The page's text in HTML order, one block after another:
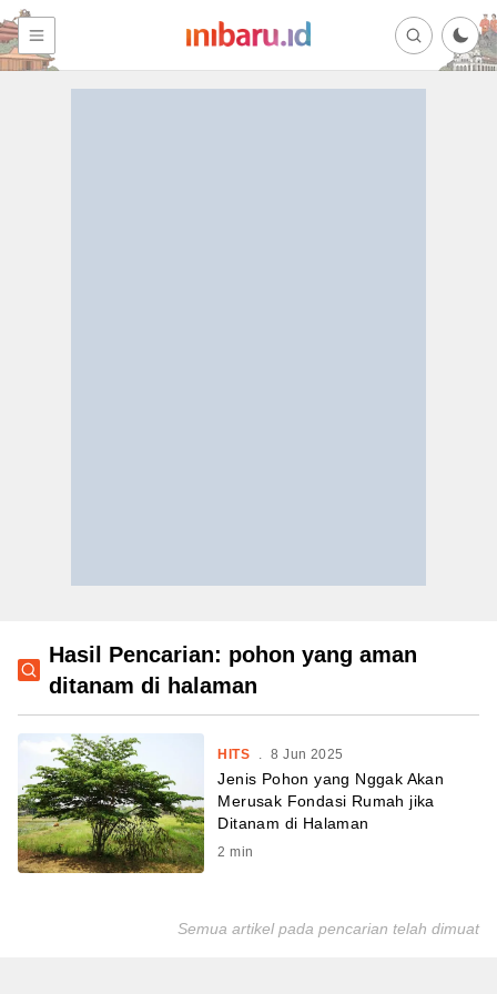
Hasil Pencarian: pohon yang aman
ditanam di halaman
HITS . 8 Jun 2025
Jenis Pohon yang Nggak Akan
Merusak Fondasi Rumah jika
Ditanam di Halaman
2 min
Semua artikel pada pencarian telah dimuat